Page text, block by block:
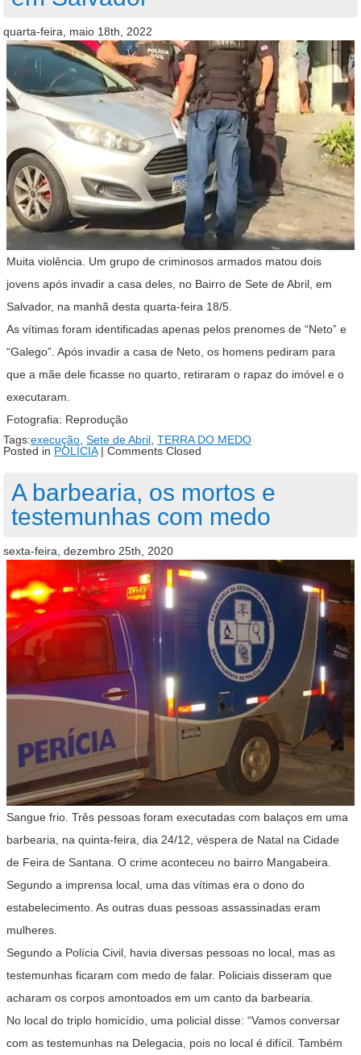
quarta-feira, maio 18th, 2022
Muita violência. Um grupo de criminosos armados matou dois
jovens após invadir a casa deles, no Bairro de Sete de Abril, em
Salvador, na manhã desta quarta-feira 18/5.
As vítimas foram identificadas apenas pelos prenomes de “Neto” e
“Galego”. Após invadir a casa de Neto, os homens pediram para
que a mãe dele ficasse no quarto, retiraram o rapaz do imóvel e o
executaram.
Fotografia: Reprodução
Tags:execução Sete de Abril TERRA DO MEDO
Posted in POLÍCIA| Comments Closed
A barbearia, os mortos e
testemunhas com medo
sexta-feira, dezembro 25th, 2020
Sangue frio. Três pessoas foram executadas com balaços em uma
barbearia, na quinta-feira, dia 24/12, véspera de Natal na Cidade
de Feira de Santana. O crime aconteceu no bairro Mangabeira.
Segundo a imprensa local, uma das vítimas era o dono do
estabelecimento. As outras duas pessoas assassinadas eram
mulheres.
Segundo a Polícia Civil, havia diversas pessoas no local, mas as
testemunhas ficaram com medo de falar. Policiais disseram que
acharam os corpos amontoados em um canto da barbearia.
No local do triplo homicídio, uma policial disse: “Vamos conversar
com as testemunhas na Delegacia, pois no local é difícil. Também